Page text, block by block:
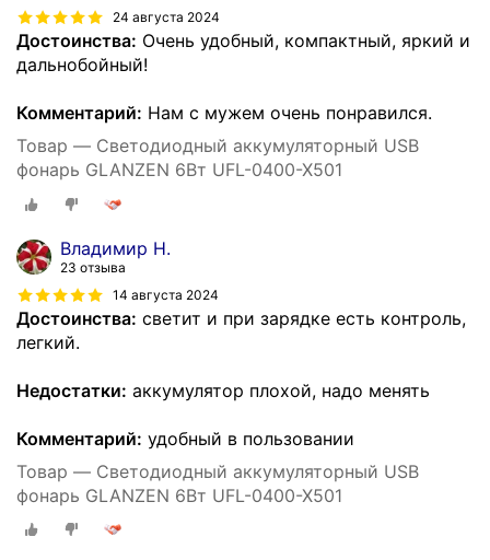
24 августа 2024
Достоинства: Очень удобный, компактный, яркий и
дальнобойный!
Комментарий: Нам с мужем очень понравился.
Товар — Светодиодный аккумуляторный USB
фонарь GLANZEN 6Вт UFL-0400-X501
Владимир Н.
23 отзыва
14 августа 2024
Достоинства: светит и при зарядке есть контроль,
легкий.
Недостатки: аккумулятор плохой, надо менять
Комментарий: удобный в пользовании
Товар — Светодиодный аккумуляторный USB
фонарь GLANZEN 6Вт UFL-0400-X501